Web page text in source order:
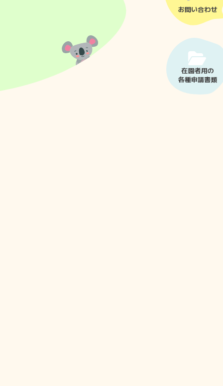
お問い合わせ
在園者用の
各種申請書類